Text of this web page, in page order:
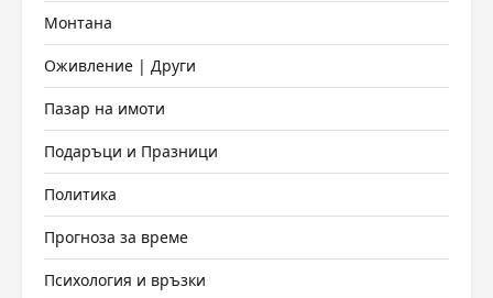
Монтана
Оживление | Други
Пазар на имоти
Подаръци и Празници
Политика
Прогноза за време
Психология и връзки